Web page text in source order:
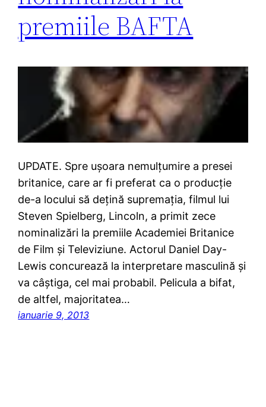
premiile BAFTA
UPDATE. Spre uşoara nemulţumire a presei
britanice, care ar fi preferat ca o producţie
de-a locului să deţină supremaţia, filmul lui
Steven Spielberg, Lincoln, a primit zece
nominalizări la premiile Academiei Britanice
de Film şi Televiziune. Actorul Daniel Day-
Lewis concurează la interpretare masculină şi
va câştiga, cel mai probabil. Pelicula a bifat,
de altfel, majoritatea…
ianuarie 9, 2013